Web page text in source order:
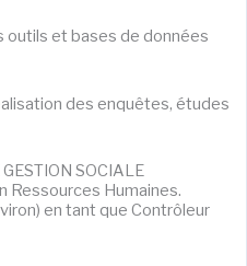
outils et bases de données
des enquêtes, études
SOCIALE
Ressources Humaines.
en tant que Contrôleur